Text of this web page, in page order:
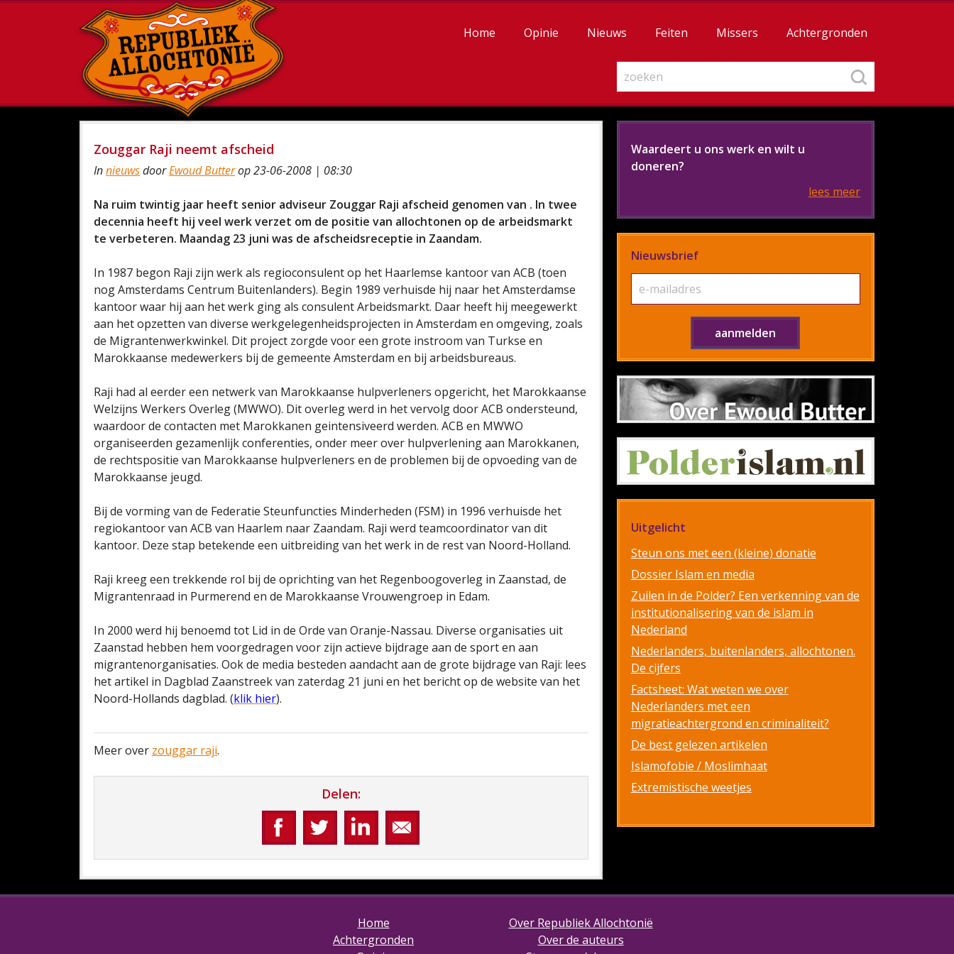
Home Opinie Nieuws Feiten Missers Achtergronden
Zouggar Raji neemt afscheid
InnieuwsdoorEwoud Butterop 23-06-2008 | 08:30
Na ruim twintig jaar heeft senior adviseur Zouggar Raji afscheid genomen van . In twee
decennia heeft hij veel werk verzet om de positie van allochtonen op de arbeidsmarkt
te verbeteren. Maandag 23 juni was de afscheidsreceptie in Zaandam.
In 1987 begon Raji zijn werk als regioconsulent op het Haarlemse kantoor van ACB (toen
nog Amsterdams Centrum Buitenlanders). Begin 1989 verhuisde hij naar het Amsterdamse
kantoor waar hij aan het werk ging als consulent Arbeidsmarkt. Daar heeft hij meegewerkt
aan het opzetten van diverse werkgelegenheidsprojecten in Amsterdam en omgeving, zoals
de Migrantenwerkwinkel. Dit project zorgde voor een grote instroom van Turkse en
Marokkaanse medewerkers bij de gemeente Amsterdam en bij arbeidsbureaus.
Raji had al eerder een netwerk van Marokkaanse hulpverleners opgericht, het Marokkaanse
Welzijns Werkers Overleg (MWWO). Dit overleg werd in het vervolg door ACB ondersteund,
waardoor de contacten met Marokkanen geintensiveerd werden. ACB en MWWO
organiseerden gezamenlijk conferenties, onder meer over hulpverlening aan Marokkanen,
de rechtspositie van Marokkaanse hulpverleners en de problemen bij de opvoeding van de
Marokkaanse jeugd.
Bij de vorming van de Federatie Steunfuncties Minderheden (FSM) in 1996 verhuisde het
regiokantoor van ACB van Haarlem naar Zaandam. Raji werd teamcoordinator van dit
kantoor. Deze stap betekende een uitbreiding van het werk in de rest van Noord-Holland.
Raji kreeg een trekkende rol bij de oprichting van het Regenboogoverleg in Zaanstad, de
Migrantenraad in Purmerend en de Marokkaanse Vrouwengroep in Edam.
In 2000 werd hij benoemd tot Lid in de Orde van Oranje-Nassau. Diverse organisaties uit
Zaanstad hebben hem voorgedragen voor zijn actieve bijdrage aan de sport en aan
migrantenorganisaties. Ook de media besteden aandacht aan de grote bijdrage van Raji: lees
het artikel in Dagblad Zaanstreek van zaterdag 21 juni en het bericht op de website van het
Noord-Hollands dagblad. (klik hier).
Meer over zouggar raji.
Delen:
Waardeert u ons werk en wilt u
doneren?
lees meer
Nieuwsbrief
Uitgelicht
Steun ons met een (kleine) donatie
Dossier Islam en media
Zuilen in de Polder? Een verkenning van de
institutionalisering van de islam in
Nederland
Nederlanders, buitenlanders, allochtonen.
De cijfers
Factsheet: Wat weten we over
Nederlanders met een
migratieachtergrond en criminaliteit?
De best gelezen artikelen
Islamofobie / Moslimhaat
Extremistische weetjes
Home
Achtergronden
Over Republiek Allochtonië
Over de auteurs